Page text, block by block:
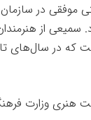
موفقی در
سمیعی از
در سال‌های